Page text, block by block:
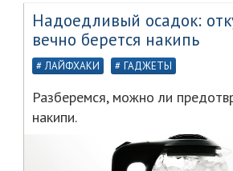
Надоедливый осадок:
вечно берется накипь
ЛАЙФХАКИ ГАДЖЕТЫ
Разберемся, можно ли
накипи.